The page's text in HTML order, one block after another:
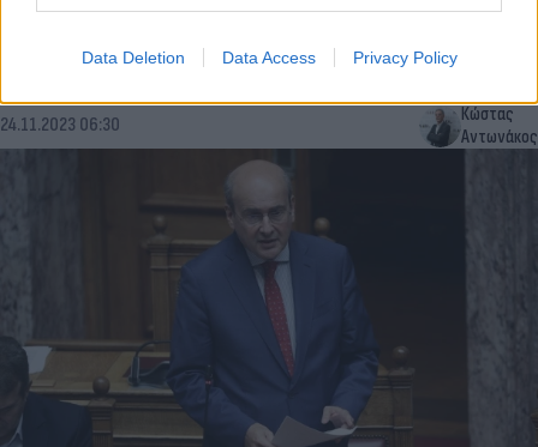
Data Deletion Data Access Privacy Policy
Κράτος «Δεν πληρώνω» - Σε ποιους χρωστάει 3
24.11.2023 06:30
Κώστας
Αντωνάκος